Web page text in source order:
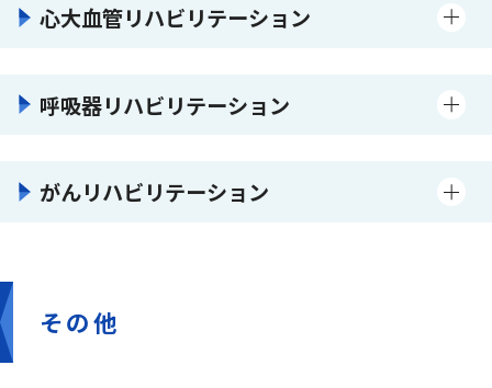
心大血管リハビリテーション
呼吸器リハビリテーション
がんリハビリテーション
その他